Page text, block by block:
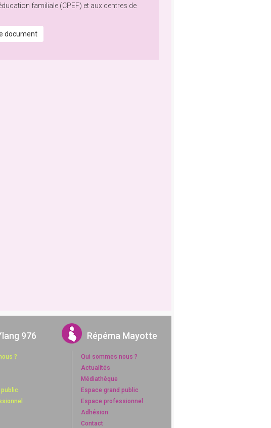
familiale (CPEF) et aux centres de
document
976
?
public
Répéma Mayotte
Qui sommes nous ?
Actualités
Médiathèque
Espace grand public
Espace professionnel
Adhésion
Contact